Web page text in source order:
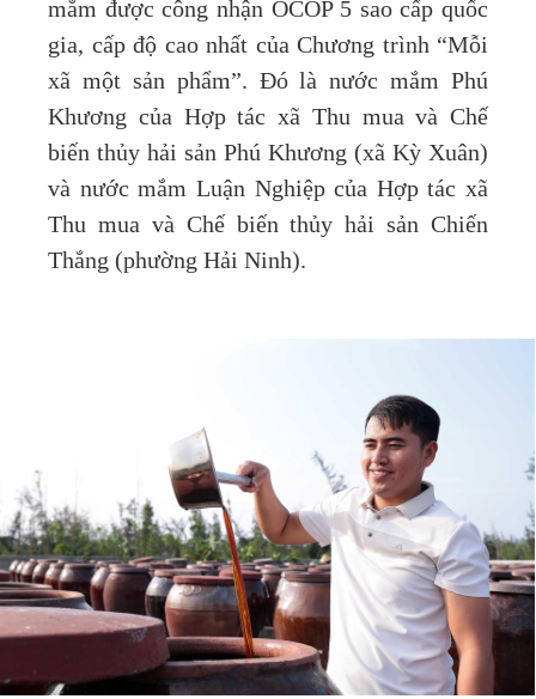
mắm được công nhận OCOP 5 sao cấp quốc
gia, cấp độ cao nhất của Chương trình “Mỗi
xã một sản phẩm”. Đó là nước mắm Phú
Khương của Hợp tác xã Thu mua và Chế
biến thủy hải sản Phú Khương (xã Kỳ Xuân)
và nước mắm Luận Nghiệp của Hợp tác xã
Thu mua và Chế biến thủy hải sản Chiến
Thắng (phường Hải Ninh).